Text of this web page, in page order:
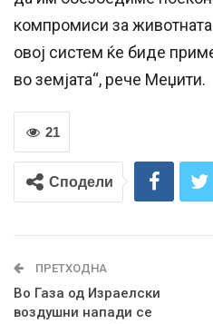
компромиси за
овој систем ќе биде
во земјата“, рече Меџити.
21
Сподели
ПРЕТХОДНА
Во Газа од Израелски
воздушни напади се